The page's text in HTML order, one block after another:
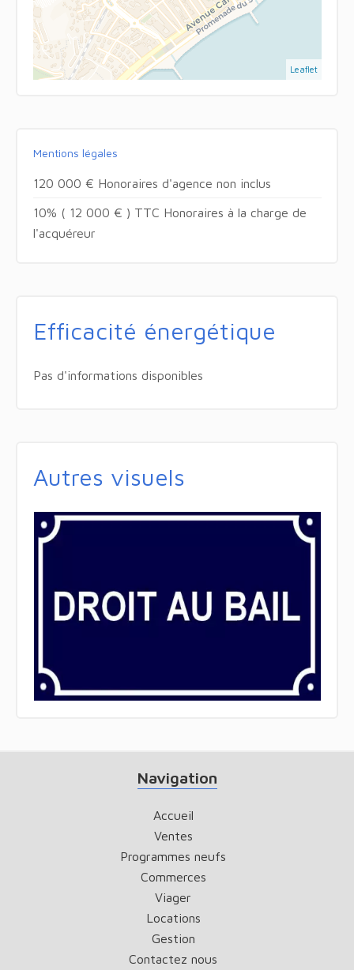
Leaflet
Mentions légales
120 000 € Honoraires d'agence non inclus
10% ( 12 000 € ) TTC Honoraires à la charge de
l'acquéreur
Efficacité énergétique
Pas d'informations disponibles
Autres visuels
Navigation
Accueil
Ventes
Programmes neufs
Commerces
Viager
Locations
Gestion
Contactez nous